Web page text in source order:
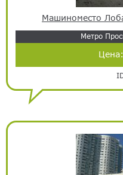
Машиноместо
Метро
Цена: